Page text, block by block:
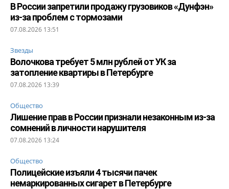
В России запретили продажу грузовиков «Дунфэн»
из-за проблем с тормозами
07.08.2026 13:51
Звезды
Волочкова требует 5 млн рублей от УК за
затопление квартиры в Петербурге
07.08.2026 13:39
Общество
Лишение прав в России признали незаконным из-за
сомнений в личности нарушителя
07.08.2026 13:24
Общество
Полицейские изъяли 4 тысячи пачек
немаркированных сигарет в Петербурге